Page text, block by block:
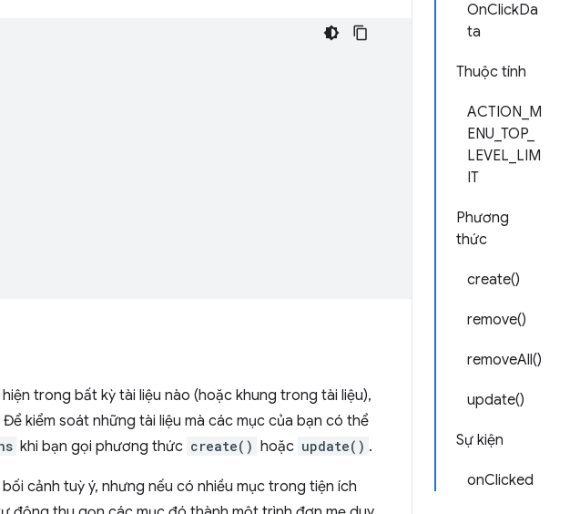
OnClickDa
ta
Thuộc tính
ACTION_M
ENU_TOP_
LEVEL_LIM
IT
Phương
thức
create()
remove()
removeAll()
update()
Sự kiện
onClicked
trong bất kỳ tài liệu nào (hoặc khung trong tài liệu),
kiểm soát những tài liệu mà các mục của bạn có thể
khi bạn gọi phương thức create() hoặc update() .
cảnh tuỳ ý, nhưng nếu có nhiều mục trong tiện ích